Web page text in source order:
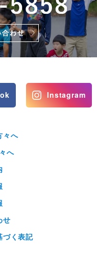
Instagram
々へ
へ
せ
づく表記